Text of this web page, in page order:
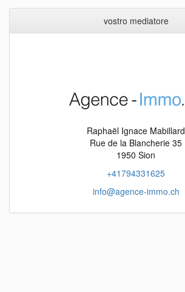
vostro mediatore
Raphaël Ignace Mabillard
Rue de la Blancherie 35
1950 Sion
+41794331625
info@agence-immo.ch